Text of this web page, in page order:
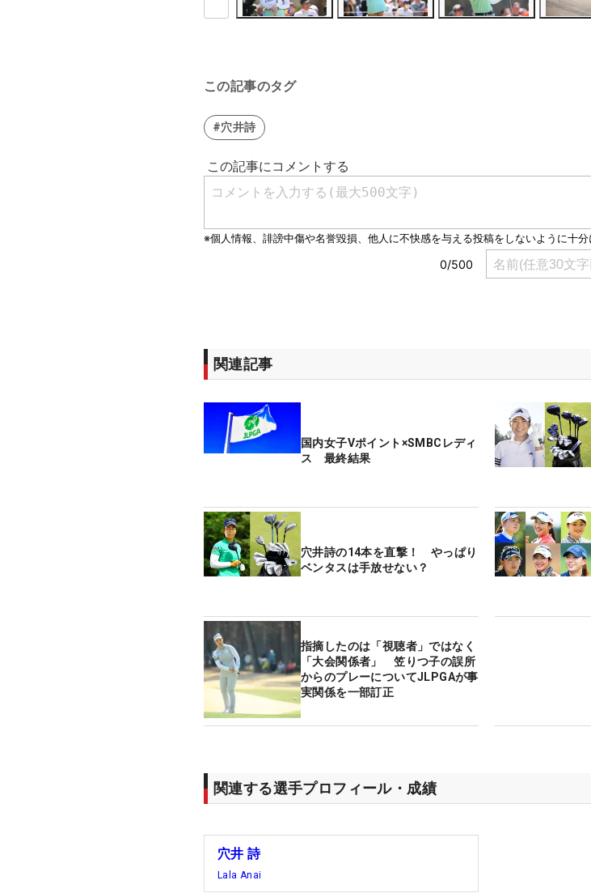
この記事のタグ
#穴井詩
関連記事
国内女子Vポイント×SMBCレディ
ス 最終結果
穴井詩の14本を直撃！ やっぱり
ベンタスは手放せない？
指摘したのは「視聴者」ではなく
「大会関係者」 笠りつ子の誤所
からのプレーについてJLPGAが事
実関係を一部訂正
関連する選手プロフィール・成績
穴井 詩
Lala Anai